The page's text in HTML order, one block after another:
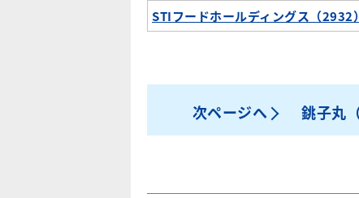
STIフードホールディングス（2932）
次ページへ 銚子丸